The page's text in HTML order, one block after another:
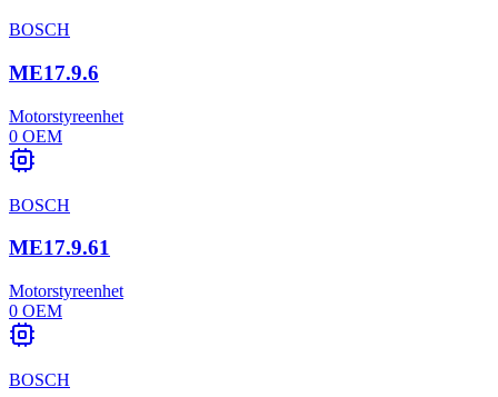
BOSCH
ME17.9.6
Motorstyreenhet
0 OEM
BOSCH
ME17.9.61
Motorstyreenhet
0 OEM
BOSCH